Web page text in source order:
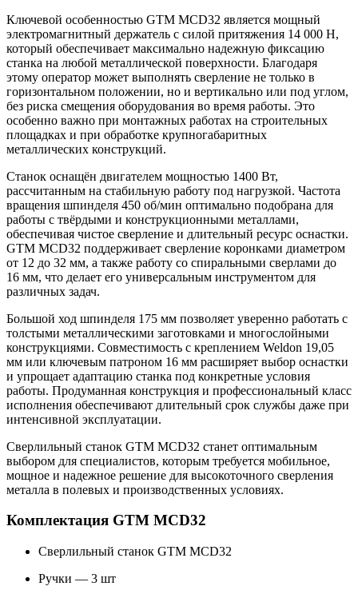
Ключевой особенностью GTM MCD32 является мощный
электромагнитный держатель с силой притяжения 14 000 Н,
который обеспечивает максимально надежную фиксацию
станка на любой металлической поверхности. Благодаря
этому оператор может выполнять сверление не только в
горизонтальном положении, но и вертикально или под углом,
без риска смещения оборудования во время работы. Это
особенно важно при монтажных работах на строительных
площадках и при обработке крупногабаритных
металлических конструкций.
Станок оснащён двигателем мощностью 1400 Вт,
рассчитанным на стабильную работу под нагрузкой. Частота
вращения шпинделя 450 об/мин оптимально подобрана для
работы с твёрдыми и конструкционными металлами,
обеспечивая чистое сверление и длительный ресурс оснастки.
GTM MCD32 поддерживает сверление коронками диаметром
от 12 до 32 мм, а также работу со спиральными сверлами до
16 мм, что делает его универсальным инструментом для
различных задач.
Большой ход шпинделя 175 мм позволяет уверенно работать с
толстыми металлическими заготовками и многослойными
конструкциями. Совместимость с креплением Weldon 19,05
мм или ключевым патроном 16 мм расширяет выбор оснастки
и упрощает адаптацию станка под конкретные условия
работы. Продуманная конструкция и профессиональный класс
исполнения обеспечивают длительный срок службы даже при
интенсивной эксплуатации.
Сверлильный станок GTM MCD32 станет оптимальным
выбором для специалистов, которым требуется мобильное,
мощное и надежное решение для высокоточного сверления
металла в полевых и производственных условиях.
Комплектация GTM MCD32
Сверлильный станок GTM MCD32
Ручки — 3 шт